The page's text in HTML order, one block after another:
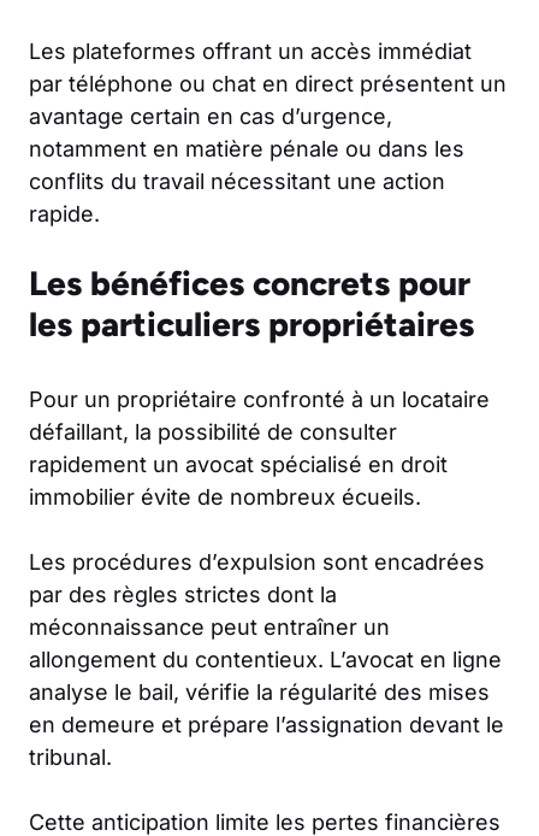
Les plateformes offrant un accès immédiat
par téléphone ou chat en direct présentent un
avantage certain en cas d’urgence,
notamment en matière pénale ou dans les
conflits du travail nécessitant une action
rapide.
Les bénéfices concrets pour
les particuliers propriétaires
Pour un propriétaire confronté à un locataire
défaillant, la possibilité de consulter
rapidement un avocat spécialisé en droit
immobilier évite de nombreux écueils.
Les procédures d’expulsion sont encadrées
par des règles strictes dont la
méconnaissance peut entraîner un
allongement du contentieux. L’avocat en ligne
analyse le bail, vérifie la régularité des mises
en demeure et prépare l’assignation devant le
tribunal.
Cette anticipation limite les pertes financières